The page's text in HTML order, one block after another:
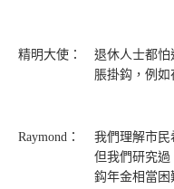
精明大使：
退休人士都怕
脹掛鈎，例如
Raymond：
我們理解市民
但我們研究
鈎年金相當